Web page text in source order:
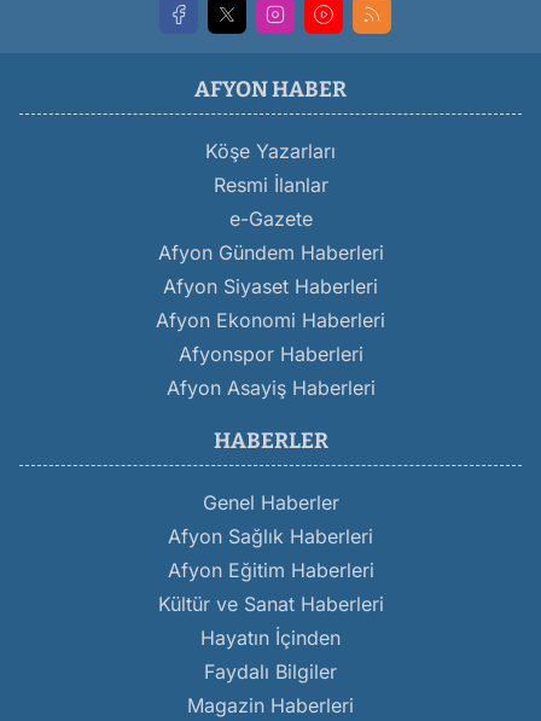
AFYON HABER
Köşe Yazarları
Resmi İlanlar
e-Gazete
Afyon Gündem Haberleri
Afyon Siyaset Haberleri
Afyon Ekonomi Haberleri
Afyonspor Haberleri
Afyon Asayiş Haberleri
HABERLER
Genel Haberler
Afyon Sağlık Haberleri
Afyon Eğitim Haberleri
Kültür ve Sanat Haberleri
Hayatın İçinden
Faydalı Bilgiler
Magazin Haberleri